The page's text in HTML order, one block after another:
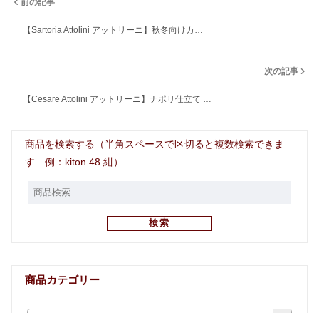
前の記事
【Sartoria Attolini アットリーニ】秋冬向けカ…
次の記事
【Cesare Attolini アットリーニ】ナポリ仕立て …
商品を検索する（半角スペースで区切ると複数検索できま
す 例：kiton 48 紺）
検索
商品カテゴリー